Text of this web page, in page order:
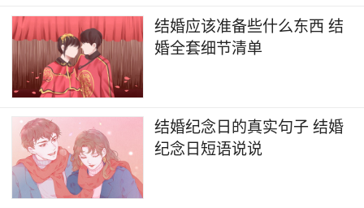
结婚应该准备些什么东西 结
婚全套细节清单
结婚纪念日的真实句子 结婚
纪念日短语说说